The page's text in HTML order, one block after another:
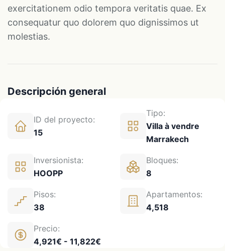
exercitationem odio tempora veritatis quae. Ex
consequatur quo dolorem quo dignissimos ut
molestias.
Descripción general
ID del proyecto:
15
Tipo:
Villa à vendre
Marrakech
Inversionista:
HOOPP
Bloques:
8
Pisos:
38
Apartamentos:
4,518
Precio:
4,921€ - 11,822€